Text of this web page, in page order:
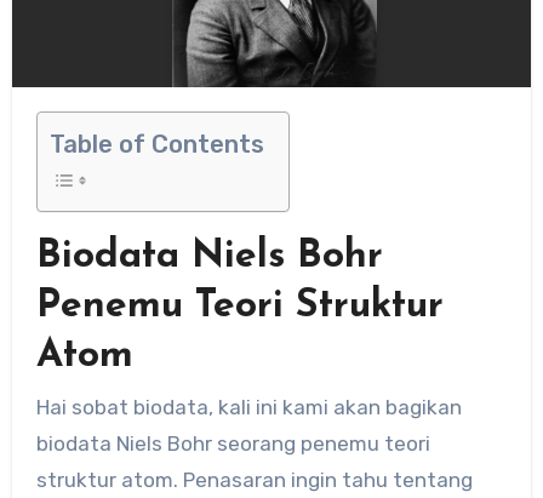
Table of Contents
Biodata Niels Bohr
Penemu Teori Struktur
Atom
Hai sobat biodata, kali ini kami akan bagikan
biodata Niels Bohr seorang penemu teori
struktur atom. Penasaran ingin tahu tentang